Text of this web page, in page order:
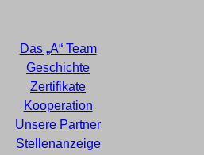
Das „A“ Team
Geschichte
Zertifikate
Kooperation
Unsere Partner
Stellenanzeige